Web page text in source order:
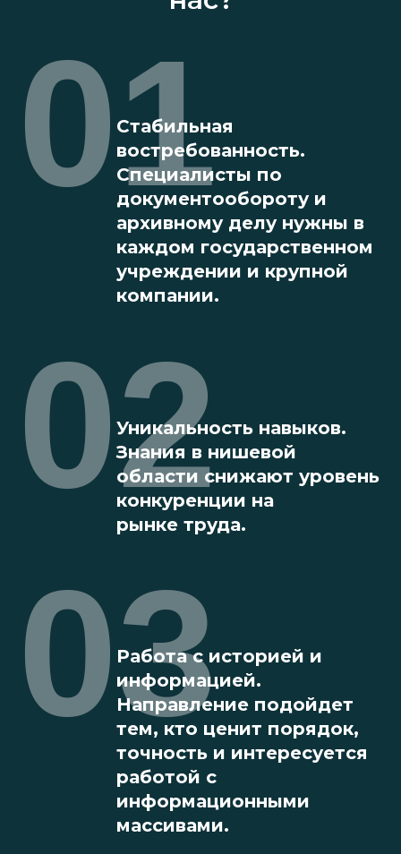
Стабильная
востребованность.
Специалисты по
документообороту и
архивному делу нужны в
каждом государственном
учреждении и крупной
компании.
01
Уникальность навыков.
Знания в нишевой
области снижают уровень
конкуренции на
рынке труда.
02
Работа с историей и
информацией.
Направление подойдет
тем, кто ценит порядок,
точность и интересуется
работой с
информационными
массивами.
03